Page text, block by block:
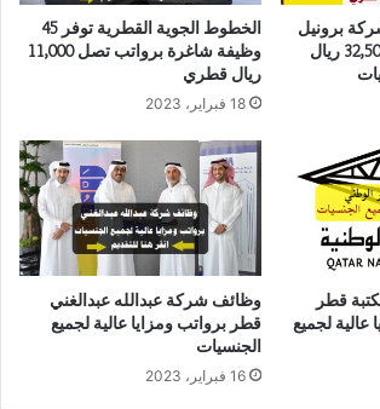
برونيل
قطر ( برواتب تصل 32,500 ريال
الخطوط الجوية القطرية توفر 45
وظيفة شاغرة برواتب تصل 11,000
ريال قطري
18 فبراير، 2023
قطر
عالية لجميع
وظائف شركة عبدالله عبدالغني
قطر برواتب ومزايا عالية لجميع
الجنسيات
16 فبراير، 2023